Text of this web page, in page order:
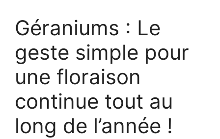
Géraniums : Le
geste simple pour
une floraison
continue tout au
long de l’année !